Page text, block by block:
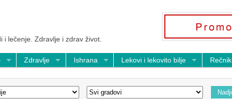
i lečenje. Zdravlje i zdrav život.
Zdravlje Ishrana Lekovi i lekovito bilje Rečnik